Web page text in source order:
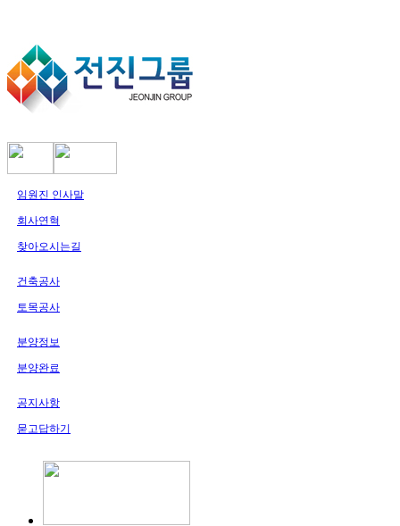
임원진 인사말
회사연혁
찾아오시는길
건축공사
토목공사
분양정보
분양완료
공지사항
묻고답하기